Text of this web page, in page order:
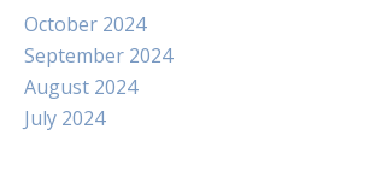
October 2024
September 2024
August 2024
July 2024